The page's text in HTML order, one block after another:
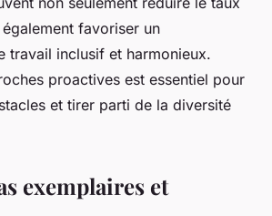
favoriser un
travail inclusif et harmonieux.
proactives est essentiel pour
et tirer parti de la diversité
exemplaires et